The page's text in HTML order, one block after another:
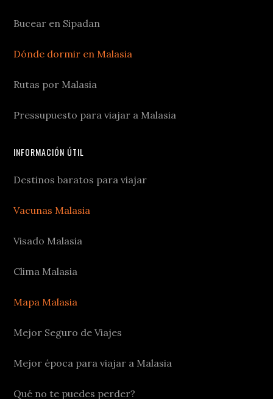
Bucear en Sipadan
Dónde dormir en Malasia
Rutas por Malasia
Pressupuesto para viajar a Malasia
INFORMACIÓN ÚTIL
Destinos baratos para viajar
Vacunas Malasia
Visado Malasia
Clima Malasia
Mapa Malasia
Mejor Seguro de Viajes
Mejor época para viajar a Malasia
Qué no te puedes perder?